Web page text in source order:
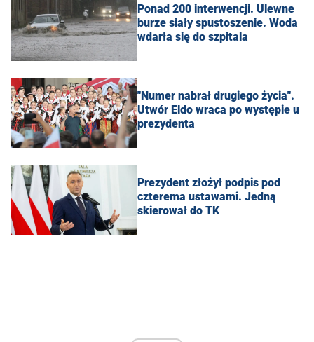
Ponad 200 interwencji. Ulewne
burze siały spustoszenie. Woda
wdarła się do szpitala
"Numer nabrał drugiego życia".
Utwór Eldo wraca po występie u
prezydenta
Prezydent złożył podpis pod
czterema ustawami. Jedną
skierował do TK